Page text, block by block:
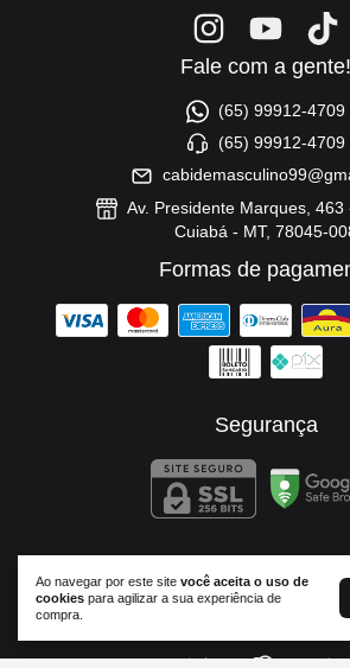
Ao navegar por este site você aceita o uso de
cookies para agilizar a sua experiência de
compra.
Fale com a gente!
(65) 99912-4709
(65) 99912-4709
Av. Presidente Marques, 463
Cuiabá - MT, 78045-
Formas de
Segurança
Cabide Masculino
©2026. Cabide Masculino - 37674556000173.